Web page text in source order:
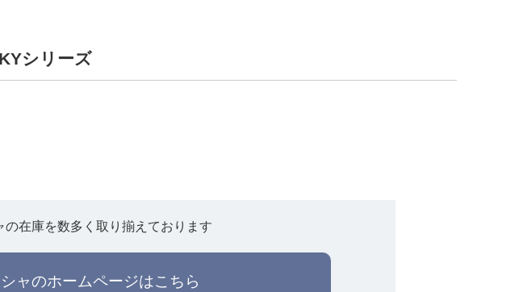
シリーズ
の在庫を数多く取り揃えております
ャのホームページはこちら